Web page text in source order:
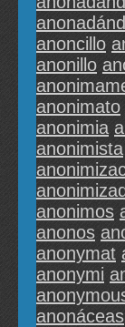
anoncillo
anonillo
anonimato
anonimia
anonimista
anonimos
anonos
anonymat
anonymi
anonáceas